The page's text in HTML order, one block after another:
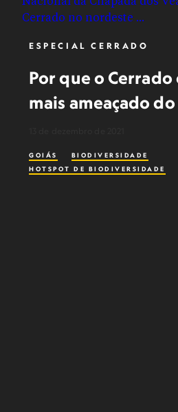
LIXO TÓXICO
ESPECIAL CERRADO
Por que o Cerrado
mais ameaçado
GOIÁS
BIODIVERSIDADE
HOTSPOT DE BIODIVERSIDADE